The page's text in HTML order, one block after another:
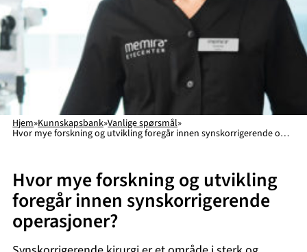
Hjem»Kunnskapsbank»Vanlige spørsmål»
Hvor mye forskning og utvikling foregår innen synskorrigerende operasjoner?
Hvor mye forskning og utvikling
foregår innen synskorrigerende
operasjoner?